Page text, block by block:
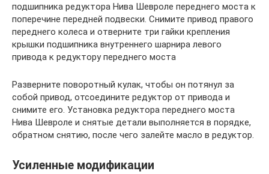
подшипника редуктора Нива Шевроле переднего моста к
поперечине передней подвески. Снимите привод правого
переднего колеса и отверните три гайки крепления
крышки подшипника внутреннего шарнира левого
привода к редуктору переднего моста
Разверните поворотный кулак, чтобы он потянул за
собой привод, отсоедините редуктор от привода и
снимите его. Установка редуктора переднего моста
Нива Шевроле и снятые детали выполняется в порядке,
обратном снятию, после чего залейте масло в редуктор.
Усиленные модификации